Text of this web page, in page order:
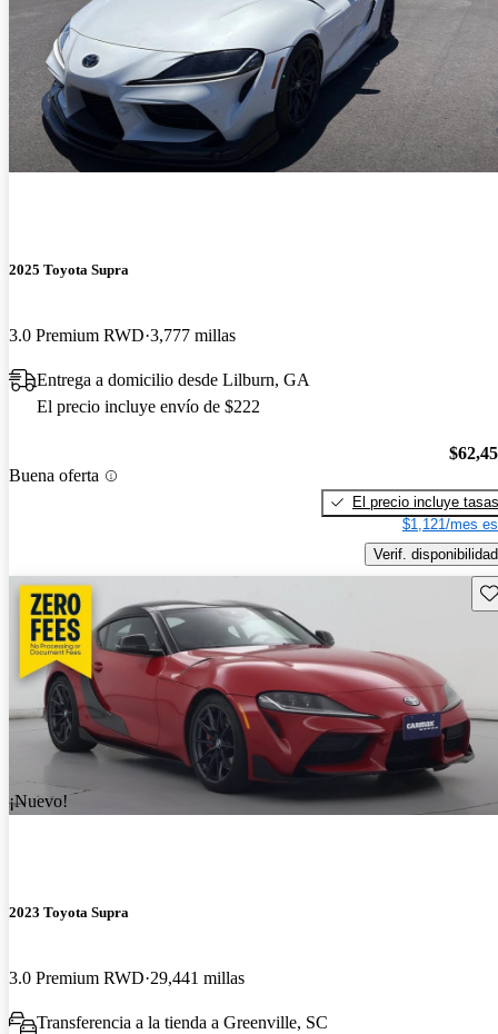
2025 Toyota Supra
3.0 Premium RWD 3,777 millas
Entrega a domicilio desde Lilburn, GA
El precio incluye envío de $222
Buena oferta
El precio incluye tasas
$1,121/mes
Verif. disponibilidad
¡Nuevo!
2023 Toyota Supra
3.0 Premium RWD 29,441 millas
Transferencia a la tienda a Greenville, SC